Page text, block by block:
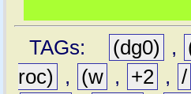
TAGs: (dg0) ,
roc)
, (w , +2 , /